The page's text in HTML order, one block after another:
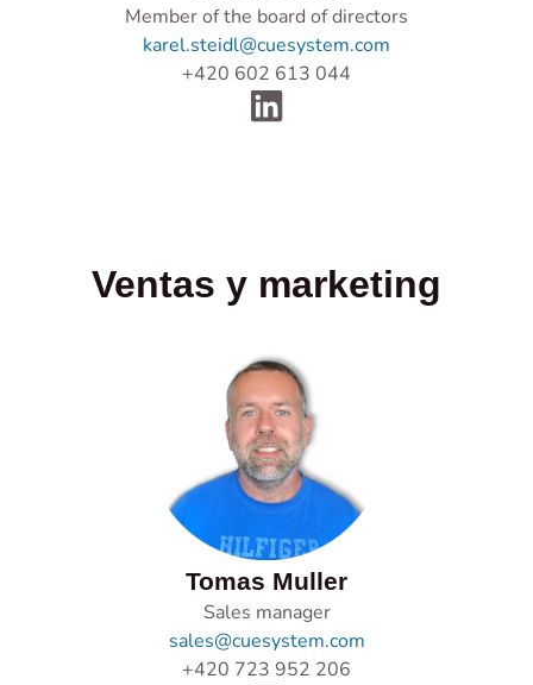
Member of the board of directors
karel.steidl@cuesystem.com
+420 602 613 044
Ventas y marketing
Tomas Muller
Sales manager
sales@cuesystem.com
+420 723 952 206